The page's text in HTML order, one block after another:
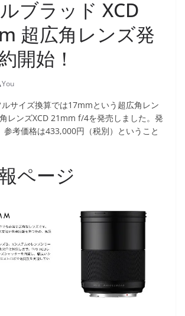
ブラッド XCD
超広角レンズ発
開始！
You
サイズ換算では17mmという超広角レン
レンズXCD 21mm f/4を発売しました。発
参考価格は433,000円（税別）ということ
ページ